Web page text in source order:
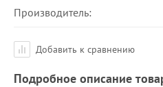
Производитель:
Добавить к сравнению
Подробное описание